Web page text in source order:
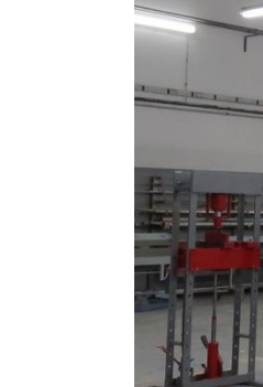
Larger
Image